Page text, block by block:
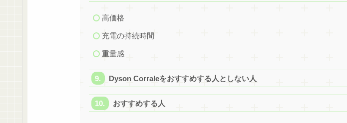
高価格
充電の持続時間
重量感
Dyson Corraleをおすすめする人としない人
おすすめする人